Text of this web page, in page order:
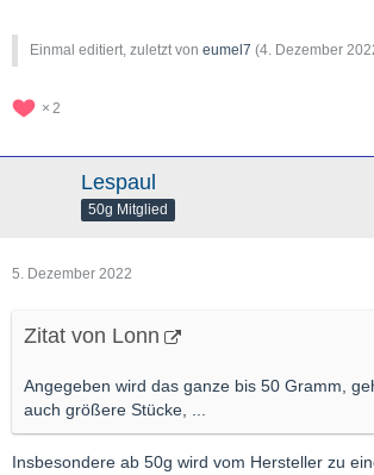
Einmal editiert, zuletzt von eumel7 (4. Dezember
2
Lespaul
50g Mitglied
5. Dezember 2022
Zitat von Lonn
Angegeben wird das ganze bis 50 Gramm,
auch größere Stücke, ...
Insbesondere ab 50g wird vom Hersteller zu